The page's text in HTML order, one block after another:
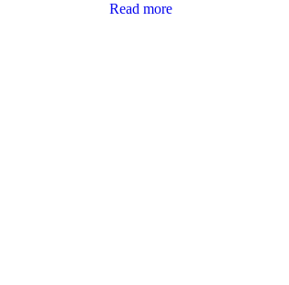
Read more